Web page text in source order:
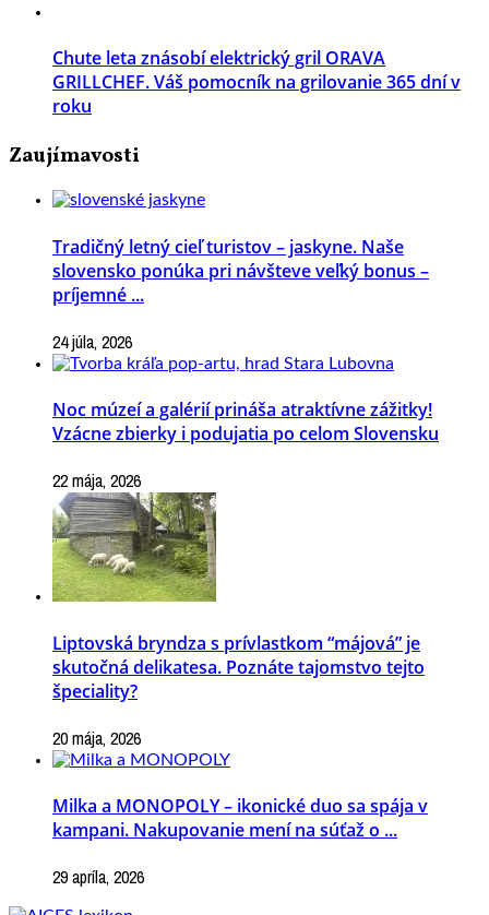
Chute leta znásobí elektrický gril ORAVA
GRILLCHEF. Váš pomocník na grilovanie 365 dní v
roku
Zaujímavosti
Tradičný letný cieľ turistov – jaskyne. Naše
slovensko ponúka pri návšteve veľký bonus –
príjemné ...
24 júla, 2026
Noc múzeí a galérií prináša atraktívne zážitky!
Vzácne zbierky i podujatia po celom Slovensku
22 mája, 2026
Liptovská bryndza s prívlastkom “májová” je
skutočná delikatesa. Poznáte tajomstvo tejto
špeciality?
20 mája, 2026
Milka a MONOPOLY – ikonické duo sa spája v
kampani. Nakupovanie mení na súťaž o ...
29 apríla, 2026